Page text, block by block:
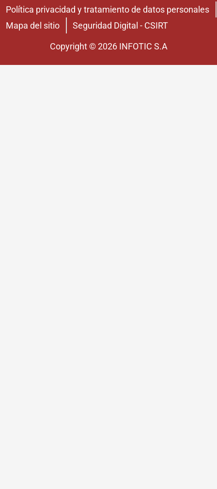
Política privacidad y tratamiento de datos personales
Mapa del sitio
Seguridad Digital - CSIRT
Copyright © 2026 INFOTIC S.A